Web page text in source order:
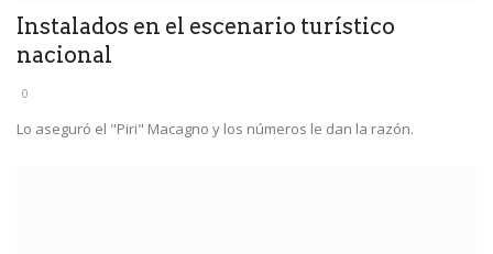
Instalados en el escenario turístico
nacional
0
Lo aseguró el "Piri" Macagno y los números le dan la razón.